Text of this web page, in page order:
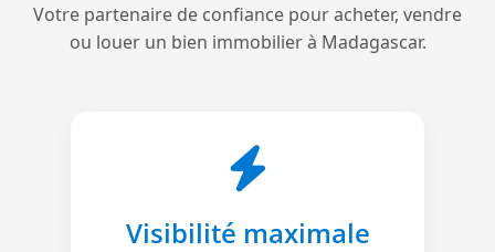
Votre partenaire de confiance pour acheter, vendre
ou louer un bien immobilier à Madagascar.
Visibilité maximale